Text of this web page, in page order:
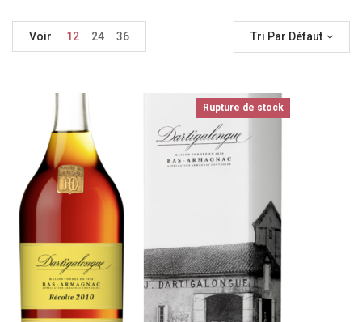
Tri Par Défaut
Voir 12 24 36
Rupture de stock